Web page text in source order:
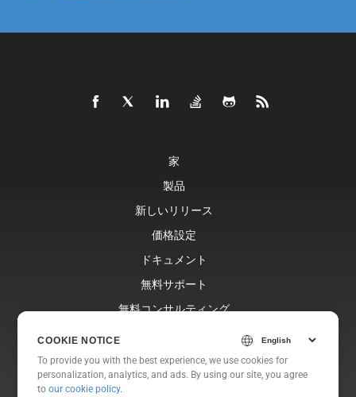
家
製品
新しいリリース
価格設定
ドキュメント
無料サポート
無料コンサルティング
ウェブサイト
約
COOKIE NOTICE
To provide you with the best experience, we use cookies for
personalization, analytics, and ads. By using our site, you agree
toour cookie policy.